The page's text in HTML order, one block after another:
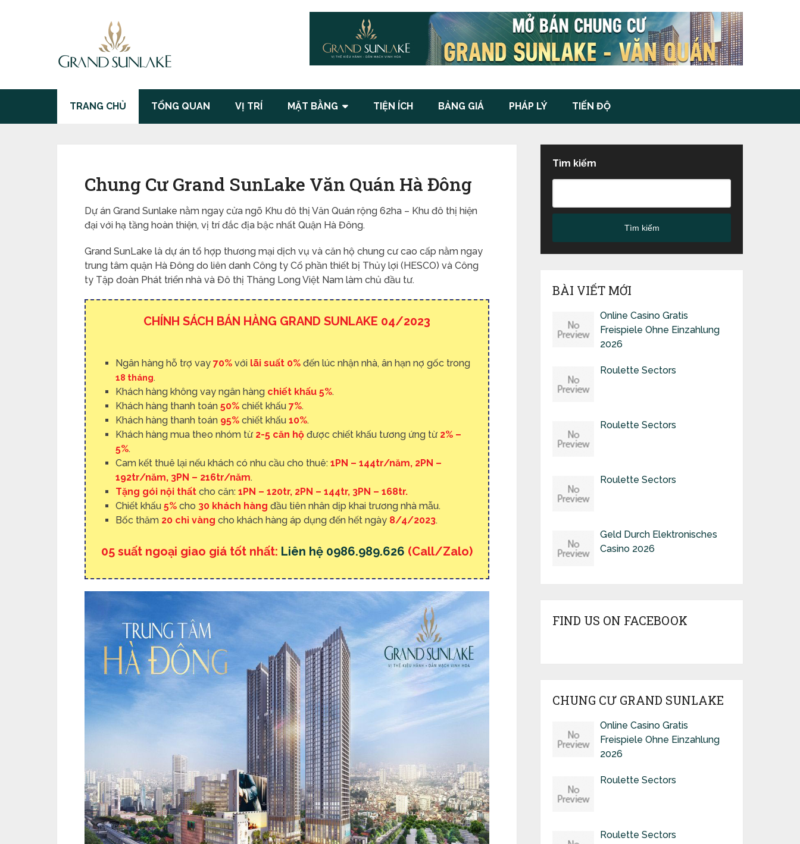
TRANG CHỦ TỔNG QUAN VỊ TRÍ MẶT BẰNG TIỆN ÍCH BẢNG GIÁ PHÁP LÝ TIẾN ĐỘ
Chung Cư Grand SunLake Văn Quán Hà Đông
Dự án Grand Sunlake nằm ngay cửa ngõ Khu đô thị Văn Quán rộng 62ha – Khu đô thị hiện
đại với hạ tầng hoàn thiện, vị trí đắc địa bậc nhất Quận Hà Đông.
Grand SunLake là dự án tổ hợp thương mại dịch vụ và căn hộ chung cư cao cấp nằm ngay
trung tâm quận Hà Đông do liên danh Công ty Cổ phần thiết bị Thủy lợi (HESCO) và Công
ty Tập đoàn Phát triển nhà và Đô thị Thăng Long Việt Nam làm chủ đầu tư.
CHÍNH SÁCH BÁN HÀNG GRAND SUNLAKE 04/2023
Ngân hàng hỗ trợ vay70% với lãi suất 0% đến lúc nhận nhà, ân hạn nợ gốc trong
18 tháng.
Khách hàng không vay ngân hàng chiết khấu 5%.
Khách hàng thanh toán50% chiết khấu7%.
Khách hàng thanh toán 95% chiết khấu10%.
Khách hàng mua theo nhóm từ 2-5 căn hộ được chiết khấu tương ứng từ 2% –
5%.
Cam kết thuê lại nếu khách có nhu cầu cho thuê:1PN – 144tr/năm, 2PN –
192tr/năm, 3PN – 216tr/năm.
Tặng gói nội thất cho căn:1PN – 120tr, 2PN – 144tr, 3PN – 168tr.
Chiết khấu5% cho 30 khách hàng đầu tiên nhân dịp khai trương nhà mẫu.
Bốc thăm 20 chỉ vàng cho khách hàng áp dụng đến hết ngày 8/4/2023.
05 suất ngoại giao giá tốt nhất: Liên hệ 0986.989.626 (Call/Zalo)
Tìm kiếm
Tìm kiếm
BÀI VIẾT MỚI
Online Casino Gratis
Freispiele Ohne Einzahlung
2026
Roulette Sectors
Roulette Sectors
Roulette Sectors
Geld Durch Elektronisches
Casino 2026
FIND US ON FACEBOOK
CHUNG CƯ GRAND SUNLAKE
Online Casino Gratis
Freispiele Ohne Einzahlung
2026
Roulette Sectors
Roulette Sectors